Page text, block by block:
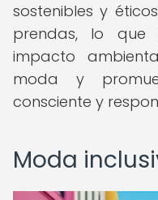
sostenibles y
prendas, lo que
impacto
moda y
consciente y
Moda